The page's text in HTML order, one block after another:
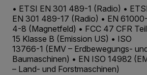
• ETSI EN 301 489-1 (Radio) • ETSI
EN 301 489-17 (Radio) • EN 61000-
4-8 (Magnetfeld) • FCC 47 CFR Teil
15 Klasse B (Emission US) • ISO
13766-1 (EMV – Erdbewegungs-
Baumaschinen) • EN ISO 14982
– Land- und Forstmaschinen)